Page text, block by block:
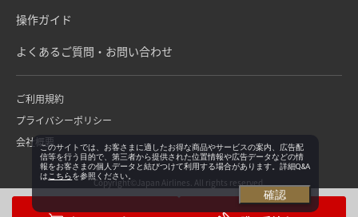
操作ガイド
よくあるご質問・お問い合わせ
ご利用規約
プライバシーポリシー
会社概要
Copyright©Japan Airlines. All rights reserved.
このサイトでは、お客さまに適したお得な商品やサービスの案内、広告配
信等を行う目的で、第三者から提供された位置情報や広告データなどの情
報をお客さまの個人データと結びつけて利用する場合があります。詳細Q&A
は こちらを参照ください。
確認